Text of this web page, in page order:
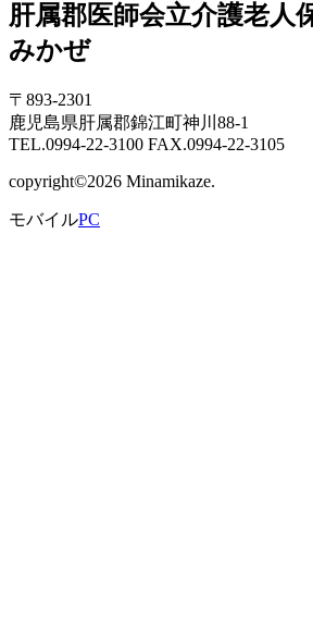
肝属郡医師会立介護老人
みかぜ
〒893-2301
鹿児島県肝属郡錦江町神川88-1
TEL.0994-22-3100 FAX.0994-22-3105
copyright©2026 Minamikaze.
モバイルPC